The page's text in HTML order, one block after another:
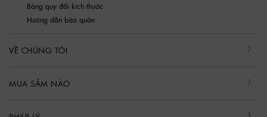
Bảng quy đổi kích thước
Hướng dẫn bảo quản
VỀ CHÚNG TÔI
MUA SẮM NÀO